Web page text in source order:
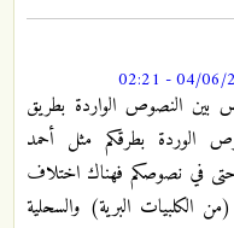
النصوص الواردة بطريق
الوردة بطرقكم مثل أحمد
في نصوصكم فهناك اختلاف
الكلبيات البرية) والسحلية